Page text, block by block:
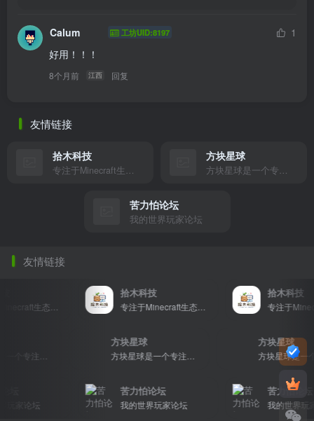
Calum 工坊UID:8197
1
好用！！！
8个月前 江西 回复
友情链接
拾木科技
专注于Minecraft生态建设
方块星球
方块星球是一个专注于我的世界的中文论坛，提供丰富的资源分享、玩家交流和创意展示，包括地图、皮肤、数据包等内容，打造Minecraft玩家的专属社区乐园！
苦力怕论坛
我的世界玩家论坛
友情链接
专注于Minecraft生态建设
拾木科技
专注于Minecraft生态建设
拾木科技
方块星球 方块星球
苦力怕论坛
我的世界玩家论坛
苦力怕论坛
我的世界玩家论